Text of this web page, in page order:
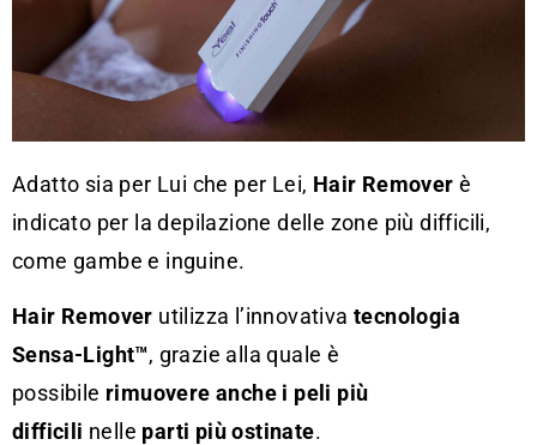
Adatto sia per Lui che per Lei, Hair Removerè
indicato per la depilazione delle zone più difficili,
come gambe e inguine.
Hair Remover utilizza l’innovativatecnologia
Sensa-Light™, grazie alla quale è
possibile rimuovere anche i peli più
difficili nelle parti più ostinate.